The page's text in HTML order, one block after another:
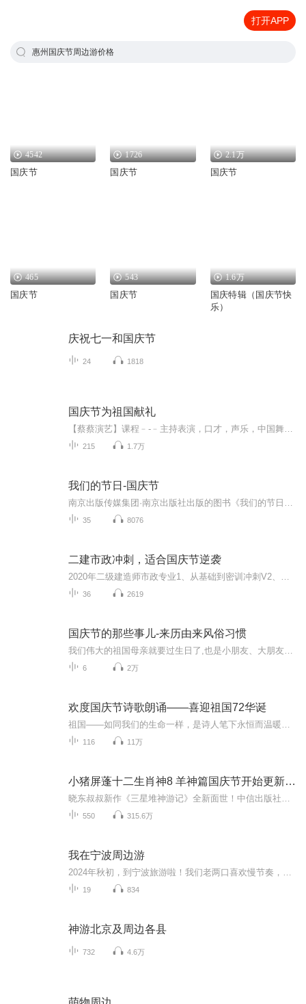
打开APP
惠州国庆节周边游价格
4542
国庆节
1726
国庆节
2.1万
国庆节
465
国庆节
543
国庆节
1.6万
国庆特辑（国庆节快
乐）
庆祝七一和国庆节
24 1818
国庆节为祖国献礼
215 1.7万
我们的节日-国庆节
35 8076
二建市政冲刺，适合国庆节逆袭
36 2619
国庆节的那些事儿-来历由来风俗习惯
6 2万
欢度国庆节诗歌朗诵——喜迎祖国72华诞
116 11万
小猪屏蓬十二生肖神8 羊神篇国庆节开始更新啦！
550 315.6万
我在宁波周边游
19 834
神游北京及周边各县
732 4.6万